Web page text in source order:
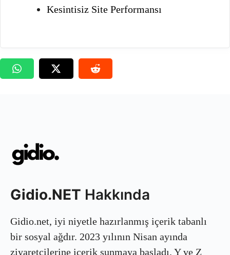
Kesintisiz Site Performansı
Gidio.NET Hakkında
Gidio.net, iyi niyetle hazırlanmış içerik tabanlı
bir sosyal ağdır. 2023 yılının Nisan ayında
ziyaretçilerine içerik sunmaya başladı. Y ve Z